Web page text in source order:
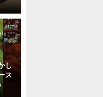
し
ス